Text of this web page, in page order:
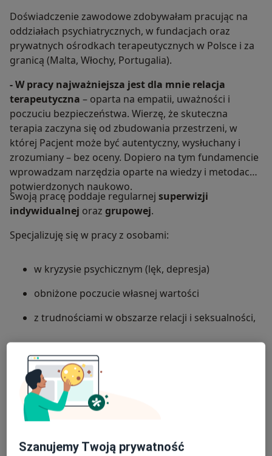
Doświadczenie zawodowe zdobywałam pracując na
oddziałach psychiatrycznych, w fundacjach oraz
prywatnych ośrodkach terapeutycznych w Polsce i za
granicą (Malta, Włochy, Portugalia).
- W pracy najważniejsza jest dla mnie relacja
terapeutyczna – oparta na empatii, uważności i
poczuciu bezpieczeństwa. Wierzę, że skuteczna
terapia zaczyna się od zbudowania przestrzeni, w
której Pacjent może być autentyczny, wysłuchany i
zrozumiany – bez oceny. Dopiero na tym fundamencie
wprowadzam narzędzia oparte na wiedzy i metodach
potwierdzonych naukowo.
Swoją pracę poddaje regularnej superwizji
indywidualnej oraz grupowej.
Specjalizuję się w pracy z osobami:
w kryzysie psychicznym (lęk, depresja)
obniżone poczucie własnej wartości
z trudnościami w obszarze relacji i seksualności,
Prowadzę:
- psychoterapię indywidualną
- terapię par i małżeństw
- diagnozę psychologiczną (w tym diagnozę
osobowości)
- konsultacje seksuologiczne
- wsparcie w kryzysie
Szanujemy Twoją prywatność